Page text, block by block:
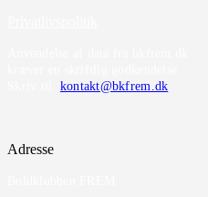
kontakt@bkfrem.dk
Adresse